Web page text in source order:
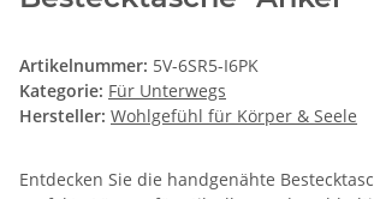
Artikelnummer: 5V-6SR5-I6PK
Kategorie: Für Unterwegs
Hersteller: Wohlgefühl für Körper & Seele
Entdecken Sie die handgenähte